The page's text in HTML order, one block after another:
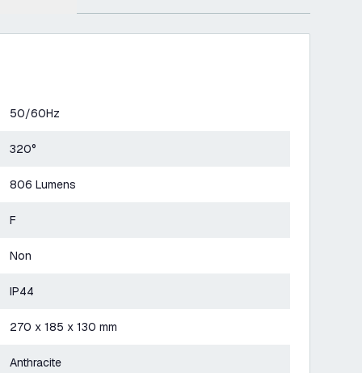
50/60Hz
320°
806 Lumens
F
Non
IP44
270 x 185 x 130 mm
Anthracite